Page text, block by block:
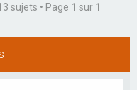
h
r
h
a
sujets • Page 1 sur 1